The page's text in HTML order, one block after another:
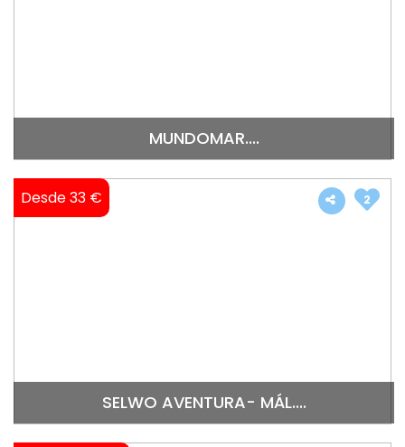
MUNDOMAR....
Desde 33 €
SELWO AVENTURA- MÁL....
2